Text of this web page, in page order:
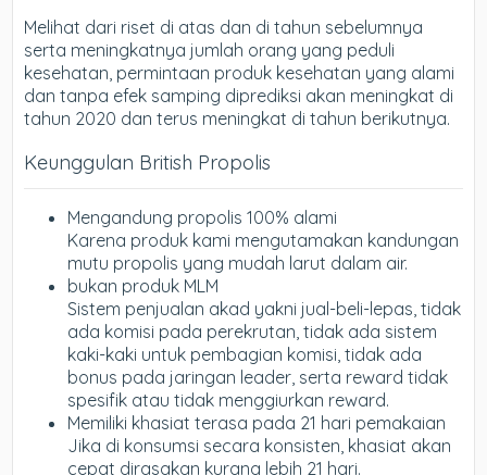
Melihat dari riset di atas dan di tahun sebelumnya
serta meningkatnya jumlah orang yang peduli
kesehatan, permintaan produk kesehatan yang alami
dan tanpa efek samping diprediksi akan meningkat di
tahun 2020 dan terus meningkat di tahun berikutnya.
Keunggulan British Propolis
Mengandung propolis 100% alami
Karena produk kami mengutamakan kandungan
mutu propolis yang mudah larut dalam air.
bukan produk MLM
Sistem penjualan akad yakni jual-beli-lepas, tidak
ada komisi pada perekrutan, tidak ada sistem
kaki-kaki untuk pembagian komisi, tidak ada
bonus pada jaringan leader, serta reward tidak
spesifik atau tidak menggiurkan reward.
Memiliki khasiat terasa pada 21 hari pemakaian
Jika di konsumsi secara konsisten, khasiat akan
cepat dirasakan kurang lebih 21 hari.